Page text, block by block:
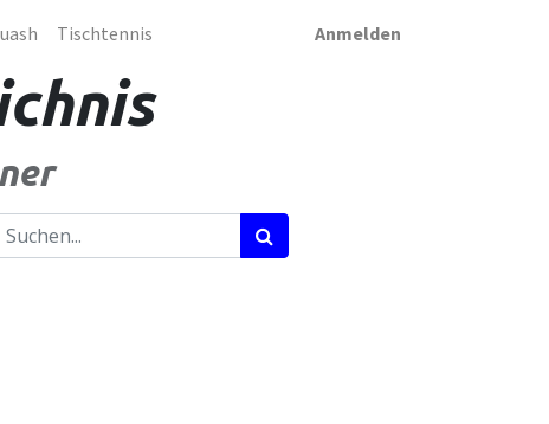
Tischtennis Anmelden